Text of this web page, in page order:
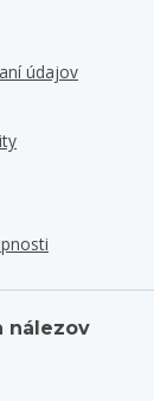
údajov
nálezov